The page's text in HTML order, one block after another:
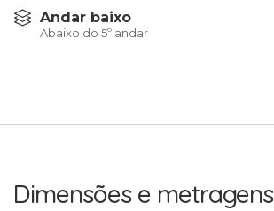
Andar baixo
Abaixo do 5º andar
Dimensões e metragens